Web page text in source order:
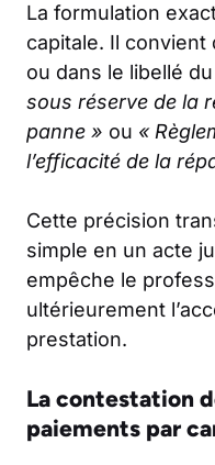
La formulation
capitale. Il convient
ou dans le libellé
sous réserve de la
panne » ou «
l’efficacité de la
Cette précision
simple en un acte
empêche le
ultérieurement
prestation.
La contestation
paiements par